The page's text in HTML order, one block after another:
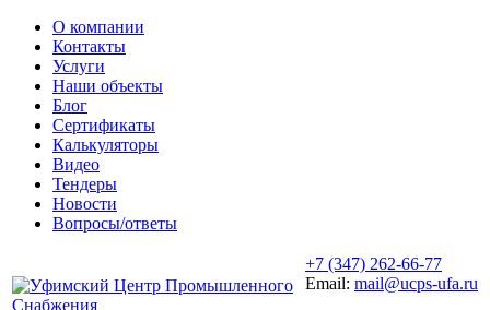
О компании
Контакты
Услуги
Наши объекты
Блог
Сертификаты
Калькуляторы
Видео
Тендеры
Новости
Вопросы/ответы
+7 (347) 262-66-77
Email: mail@ucps-ufa.ru